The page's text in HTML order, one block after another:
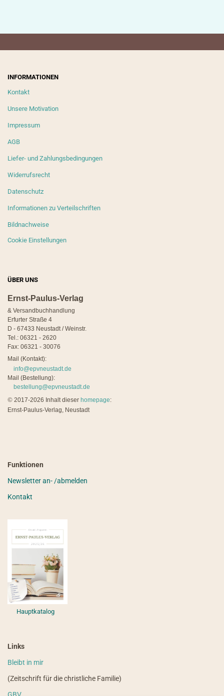
INFORMATIONEN
Kontakt
Unsere Motivation
Impressum
AGB
Liefer- und Zahlungsbedingungen
Widerrufsrecht
Datenschutz
Informationen zu Verteilschriften
Bildnachweise
Cookie Einstellungen
ÜBER UNS
Ernst-Paulus-Verlag
& Versandbuchhandlung
Erfurter Straße 4
D - 67433 Neustadt / Weinstr.
Tel.: 06321 - 2620
Fax: 06321 - 30076
Mail (Kontakt):
info@epvneustadt.de
Mail (Bestellung):
bestellung@epvneustadt.de
© 2017-2026 Inhalt dieser homepage:
Ernst-Paulus-Verlag, Neustadt
Funktionen
Newsletter an- /abmelden
Kontakt
Hauptkatalog
Links
Bleibt in mir
(Zeitschrift für die christliche Familie)